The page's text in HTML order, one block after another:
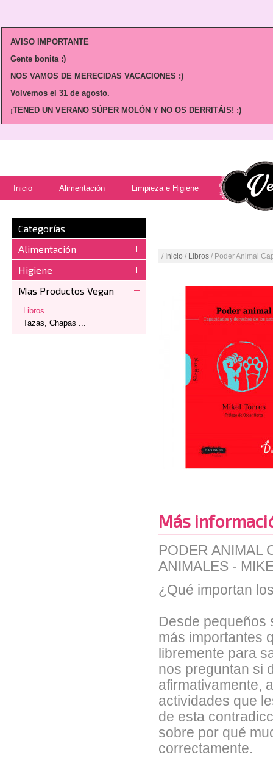
AVISO IMPORTANTE
Gente bonita :)
NOS VAMOS DE MERECIDAS VACACIONES :)
Volvemos el 31 de agosto.
¡TENED UN VERANO SÚPER MOLÓN Y NO OS DERRITÁIS! :)
Inicio Alimentación Limpieza e Higiene
Categorías
Alimentación
Higiene
Mas Productos Vegan
Libros
Tazas, Chapas ...
/ Inicio / Libros / Poder Animal
Más
PODER ANIMAL
ANIMALES -
¿Qué importan
Desde pequeños
más importantes
libremente para
nos preguntan si
afirmativamente,
actividades que
de esta
sobre por qué
correctamente.